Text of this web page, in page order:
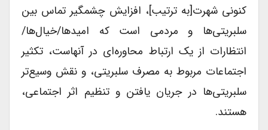
کنونی شهرت[به ترتیب]، افزایش چشمگیر تماس بین
سلبریتی‌ها و مردمی است که امیدها/خیال‌ها/
انتظارات از یک ارتباط محاوره‌ای در آنهاست، تکثیر
اجتماعات مربوط به مصرف سلبریتی، و نقش وسیع‌تر
سلبریتی‌ها در جریان یافتن و تنظیم اثر اجتماعی،
هستند.